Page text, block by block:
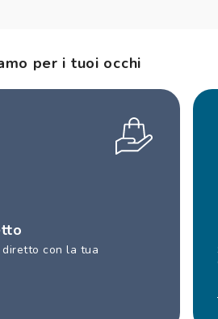
per i tuoi occhi
con la tua